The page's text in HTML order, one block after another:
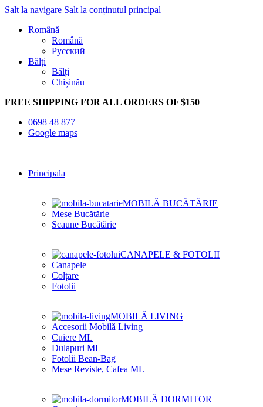
Salt la navigare Salt la conținutul principal
Română
Română
Русский
Bălți
Bălți
Chișinău
FREE SHIPPING FOR ALL ORDERS OF $150
0698 48 877
Google maps
Principala
MOBILĂ BUCĂTĂRIE
Mese Bucătărie
Scaune Bucătărie
CANAPELE & FOTOLII
Canapele
Colțare
Fotolii
MOBILĂ LIVING
Accesorii Mobilă Living
Cuiere ML
Dulapuri ML
Fotolii Bean-Bag
Mese Reviste, Cafea ML
MOBILĂ DORMITOR